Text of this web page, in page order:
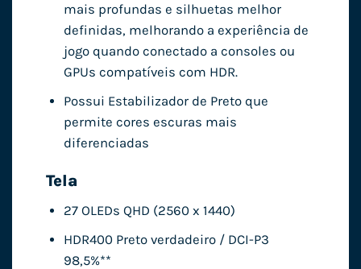
mais profundas e silhuetas melhor
definidas, melhorando a experiência de
jogo quando conectado a consoles ou
GPUs compatíveis com HDR.
Possui Estabilizador de Preto que
permite cores escuras mais
diferenciadas
Tela
27 OLEDs QHD (2560 x 1440)
HDR400 Preto verdadeiro / DCI-P3
98,5%**